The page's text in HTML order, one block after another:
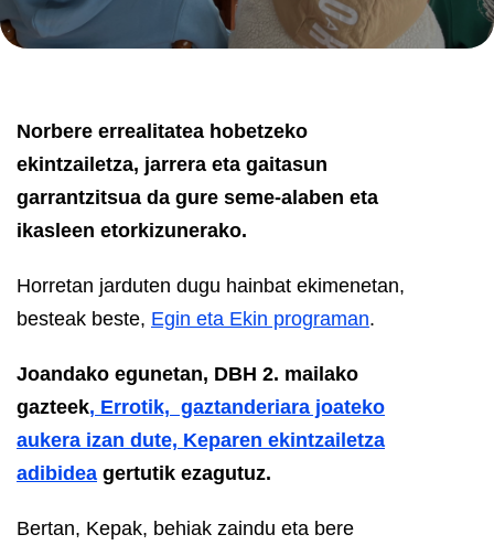
Norbere errealitatea hobetzeko
ekintzailetza, jarrera eta gaitasun
garrantzitsua da gure seme-alaben eta
ikasleen etorkizunerako.
Horretan jarduten dugu hainbat ekimenetan,
besteak beste, Egin eta Ekin programan.
Joandako egunetan, DBH 2. mailako
gazteek, Errotik, gaztanderiara joateko
aukera izan dute, Keparen ekintzailetza
adibidea gertutik ezagutuz.
Bertan, Kepak, behiak zaindu eta bere